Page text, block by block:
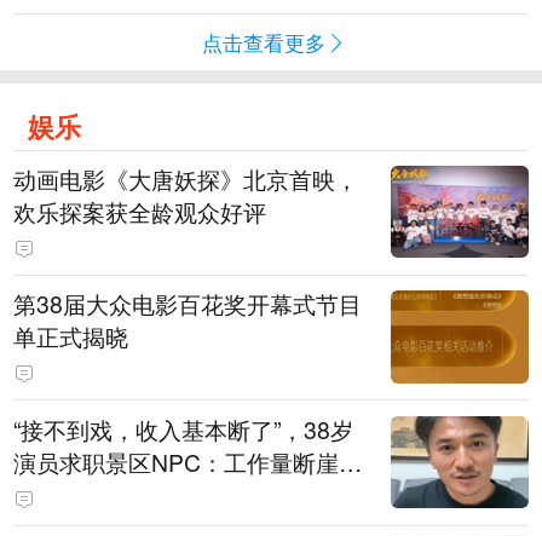
点击查看更多
娱乐
动画电影《大唐妖探》北京首映，
欢乐探案获全龄观众好评
第38届大众电影百花奖开幕式节目
单正式揭晓
“接不到戏，收入基本断了”，38岁
演员求职景区NPC：工作量断崖式
下跌，留给我试错的时间不多了